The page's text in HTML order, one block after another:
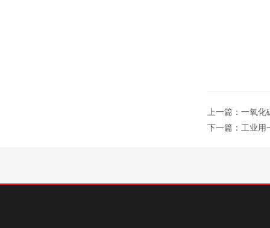
上一篇： 一氧化
下一篇： 工业用